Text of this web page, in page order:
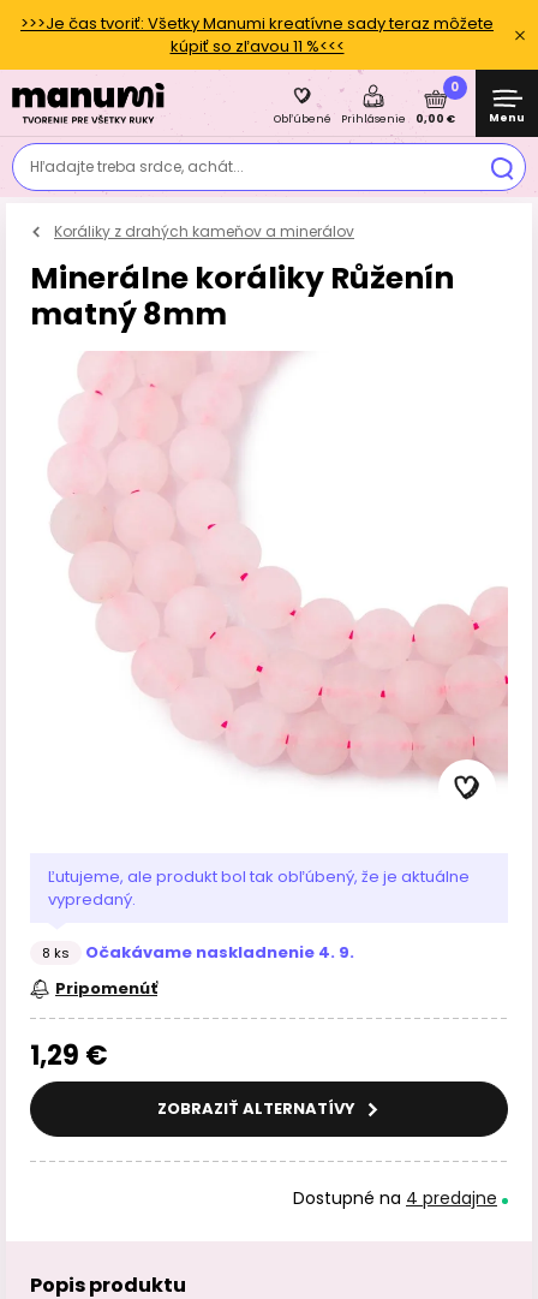
>>>Je čas tvoriť: Všetky Manumi kreatívne sady teraz môžete
kúpiť so zľavou 11 %<<<
Hľadajte treba srdce, achát...
Obľúbené Prihlásenie
0
0,00 € Menu
Koráliky z drahých kameňov a minerálov
Minerálne koráliky Růženín
matný 8mm
Ľutujeme, ale produkt bol tak obľúbený, že je aktuálne
vypredaný.
8 ks
Očakávame naskladnenie 4. 9.
Pripomenúť
1,29 €
ZOBRAZIŤ ALTERNATÍVY
Dostupné na 4 predajne
Popis produktu